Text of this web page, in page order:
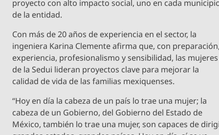
proyecto con alto impacto social, uno en cada
de la entidad.
Con más de 20 años de experiencia en el sector, la
ingeniera Karina Clemente afirma que, con
experiencia, profesionalismo y sensibilidad, las mujeres
de la Sedui lideran proyectos clave para mejorar la
calidad de vida de las familias mexiquenses.
“Hoy en día la cabeza de un país lo trae una mujer; la
cabeza de un Gobierno, del Gobierno del Estado de
México, también lo trae una mujer, son capaces de